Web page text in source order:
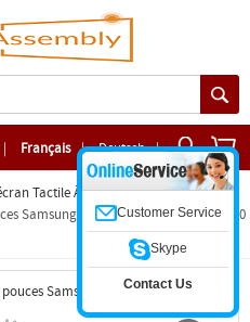
| Français | Deutsch |
Tactile À Charnière
Samsung NP950QCG-K01US 1920x1080
Customer Service
Skype
Contact Us